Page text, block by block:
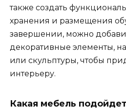
также создать
хранения и размещения
завершении, можно
декоративные элементы,
или скульптуры, чтобы
интерьеру.
Какая мебель